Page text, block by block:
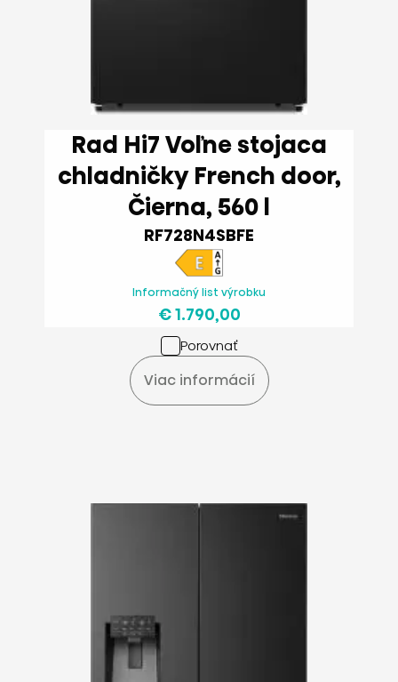
Rad Hi7 Voľne stojaca
chladničky French door,
Čierna, 560 l
RF728N4SBFE
Informačný list výrobku
€ 1.790,00
Porovnať
Viac informácií